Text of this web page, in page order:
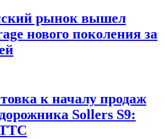
рынок вышел
нового поколения за
к началу продаж
Sollers S9: